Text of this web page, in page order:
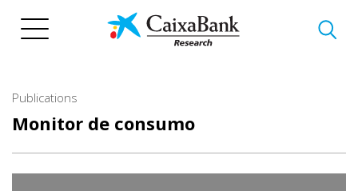
Publications
Monitor de consumo